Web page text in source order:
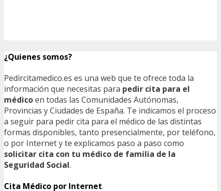
¿Quienes somos?
Pedircitamedico.es es una web que te ofrece toda la
información que necesitas para pedir cita para el
médicoen todas las Comunidades Autónomas,
Provincias y Ciudades de España. Te indicamos el proceso
a seguir para pedir cita para el médico de las distintas
formas disponibles, tanto presencialmente, por teléfono,
o por Internet y te explicamos paso a paso como
solicitar cita con tu médico de familia de la
Seguridad Social.
Cita Médico por Internet